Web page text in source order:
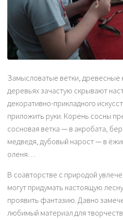
Замысловатые ветки, древесные
деревьях зачастую скрывают
декоративно-прикладного
приложить руки. Корень сосны
сосновая ветка — в акробата,
медведя, дубовый нарост — в
оленя…
В соавторстве с природой
могут придумать настоящую
проявить фантазию. Давно
любимый материал для